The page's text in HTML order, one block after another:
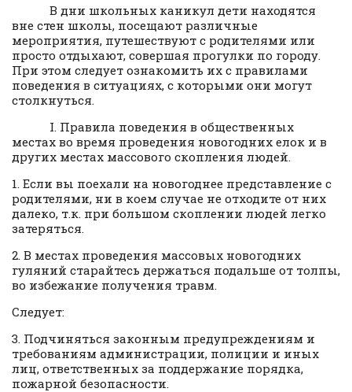
В дни школьных каникул дети находятся
вне стен школы, посещают различные
мероприятия, путешествуют с родителями или
просто отдыхают, совершая прогулки по городу.
При этом следует ознакомить их с правилами
поведения в ситуациях, с которыми они могут
столкнуться.
I. Правила поведения в общественных
местах во время проведения новогодних елок и в
других местах массового скопления людей.
1. Если вы поехали на новогоднее представление с
родителями, ни в коем случае не отходите от них
далеко, т.к. при большом скоплении людей легко
затеряться.
2. В местах проведения массовых новогодних
гуляний старайтесь держаться подальше от толпы,
во избежание получения травм.
Следует:
3. Подчиняться законным предупреждениям и
требованиям администрации, полиции и иных
лиц, ответственных за поддержание порядка,
пожарной безопасности.